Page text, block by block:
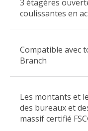
3 étagères
coulissantes en
Compatible avec
Branch
Les montants et
des bureaux et
massif certifié